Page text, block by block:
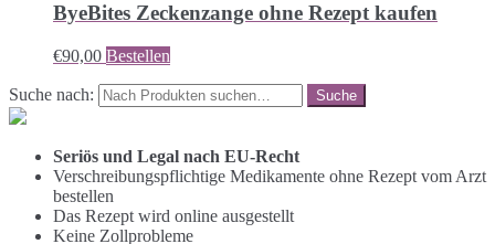
ByeBites Zeckenzange ohne Rezept kaufen
€90,00 Bestellen
Suche nach:
Seriös und Legal nach EU-Recht
Verschreibungspflichtige Medikamente ohne Rezept vom Arzt
bestellen
Das Rezept wird online ausgestellt
Keine Zollprobleme